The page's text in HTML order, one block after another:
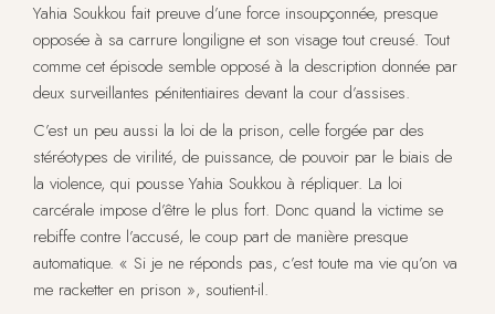
Yahia Soukkou fait preuve d’une force insoupçonnée, presque
opposée à sa carrure longiligne et son visage tout creusé. Tout
comme cet épisode semble opposé à la description donnée par
deux surveillantes pénitentiaires devant la cour d’assises.
C’est un peu aussi la loi de la prison, celle forgée par des
stéréotypes de virilité, de puissance, de pouvoir par le biais de
la violence, qui pousse Yahia Soukkou à répliquer. La loi
carcérale impose d’être le plus fort. Donc quand la victime se
rebiffe contre l’accusé, le coup part de manière presque
automatique. « Si je ne réponds pas, c’est toute ma vie qu’on va
me racketter en prison », soutient-il.